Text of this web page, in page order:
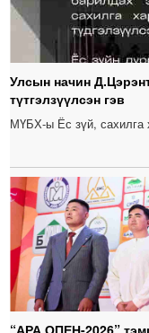
Улсын начин
түтгэлзүүлсэн гэв
МҮБХ-ы Ёс зүй, сахилга
“АРА ОПЕН-2026”